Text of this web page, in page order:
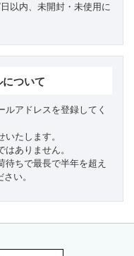
以内、未開封・未使用に
について
ルアドレスを登録してく
たします。
ありません。
待ちで最長で半年を超え
い。